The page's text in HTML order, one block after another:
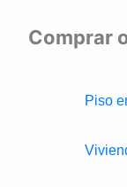
Comprar
Piso